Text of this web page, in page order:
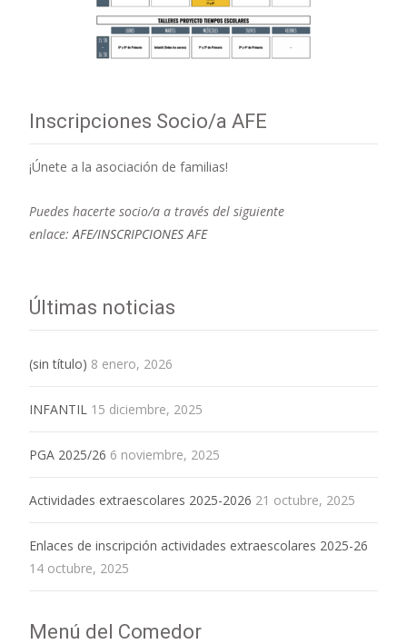
Inscripciones Socio/a AFE
¡Únete a la asociación de familias!
Puedes hacerte socio/a a través del siguiente
enlace:AFE/INSCRIPCIONES AFE
Últimas noticias
(sin título) 8 enero, 2026
INFANTIL 15 diciembre, 2025
PGA 2025/26 6 noviembre, 2025
Actividades extraescolares 2025-2026 21 octubre, 2025
Enlaces de inscripción actividades extraescolares 2025-26
14 octubre, 2025
Menú del Comedor